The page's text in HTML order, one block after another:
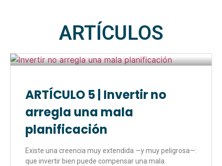
ARTÍCULOS
ARTÍCULO 5 | Invertir no
arregla una mala
planificación
Existe una creencia muy extendida —y muy peligrosa—:
que invertir bien puede compensar una mala